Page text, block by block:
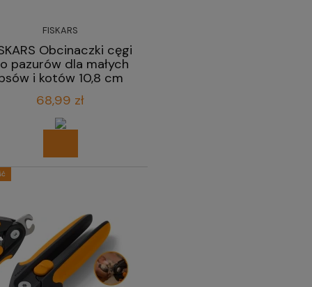
FISKARS
Obcinaczki cęgi
pazurów dla małych
i kotów 10,8 cm
68,99 zł